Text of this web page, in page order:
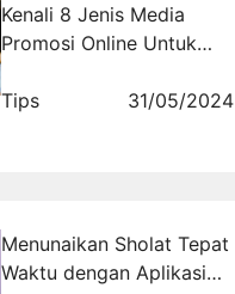
Kenali 8 Jenis Media
Promosi Online Untuk
Anda
Tips 31/05/2024
Menunaikan Sholat Tepat
Waktu dengan Aplikasi